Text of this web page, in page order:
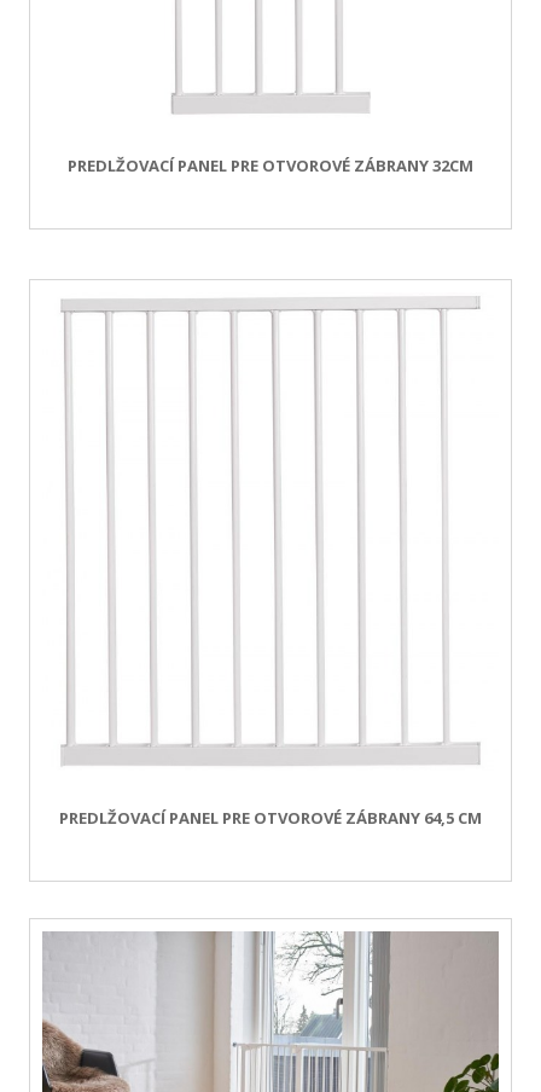
PREDLŽOVACÍ PANEL PRE OTVOROVÉ ZÁBRANY 32CM
PREDLŽOVACÍ PANEL PRE OTVOROVÉ ZÁBRANY 64,5 CM